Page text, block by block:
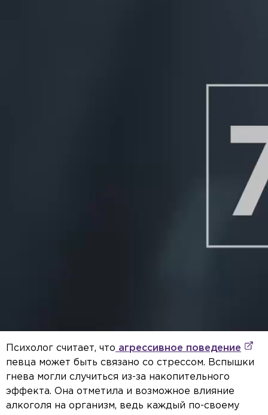
Психолог считает, что агрессивное поведение
певца может быть связано со стрессом. Вспышки
гнева могли случиться из-за накопительного
эффекта. Она отметила и возможное влияние
алкоголя на организм, ведь каждый по-своему